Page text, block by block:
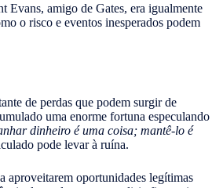
Evans, amigo de Gates, era igualmente
o risco e eventos inesperados podem
de perdas que podem surgir de
uma enorme fortuna especulando
dinheiro é uma coisa; mantê-lo é
pode levar à ruína.
aproveitarem oportunidades legítimas